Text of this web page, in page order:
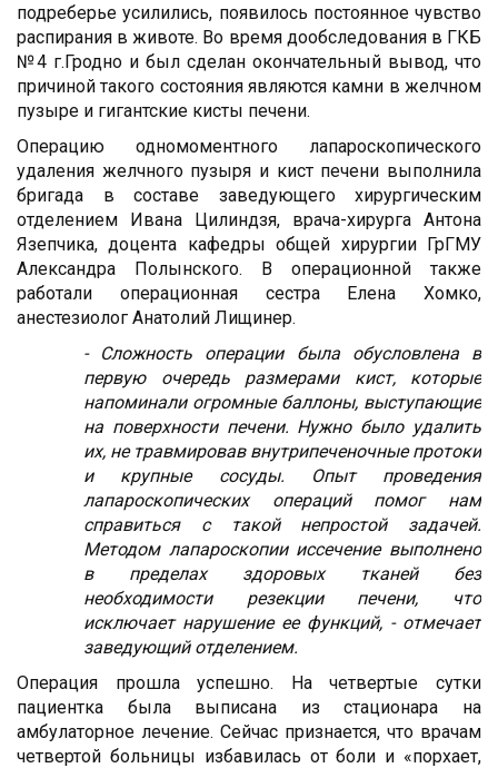
подреберье усилились, появилось постоянное чувство
распирания в животе. Во время дообследования в ГКБ
№4 г.Гродно и был сделан окончательный вывод, что
причиной такого состояния являются камни в желчном
пузыре и гигантские кисты печени.
Операцию одномоментного лапароскопического
удаления желчного пузыря и кист печени выполнила
бригада в составе заведующего хирургическим
отделением Ивана Цилиндзя, врача-хирурга Антона
Язепчика, доцента кафедры общей хирургии ГрГМУ
Александра Полынского. В операционной также
работали операционная сестра Елена Хомко,
анестезиолог Анатолий Лищинер.
- Сложность операции была обусловлена в
первую очередь размерами кист, которые
напоминали огромные баллоны, выступающие
на поверхности печени. Нужно было удалить
их, не травмировав внутрипеченочные протоки
и крупные сосуды. Опыт проведения
лапароскопических операций помог нам
справиться с такой непростой задачей.
Методом лапароскопии иссечение выполнено
в пределах здоровых тканей без
необходимости резекции печени, что
исключает нарушение ее функций, - отмечает
заведующий отделением.
Операция прошла успешно. На четвертые сутки
пациентка была выписана из стационара на
амбулаторное лечение. Сейчас признается, что врачам
четвертой больницы избавилась от боли и «порхает,